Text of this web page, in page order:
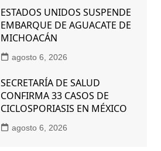
ESTADOS UNIDOS SUSPENDE
EMBARQUE DE AGUACATE DE
MICHOACÁN
agosto 6, 2026
SECRETARÍA DE SALUD
CONFIRMA 33 CASOS DE
CICLOSPORIASIS EN MÉXICO
agosto 6, 2026